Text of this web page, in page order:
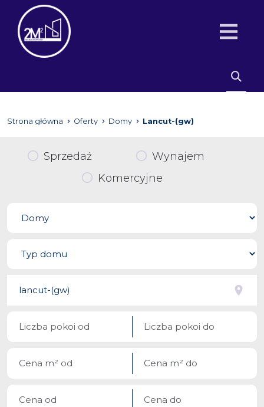
Strona główna Oferty Domy Lancut-(gw)
Sprzedaż
Wynajem
Komercyjne